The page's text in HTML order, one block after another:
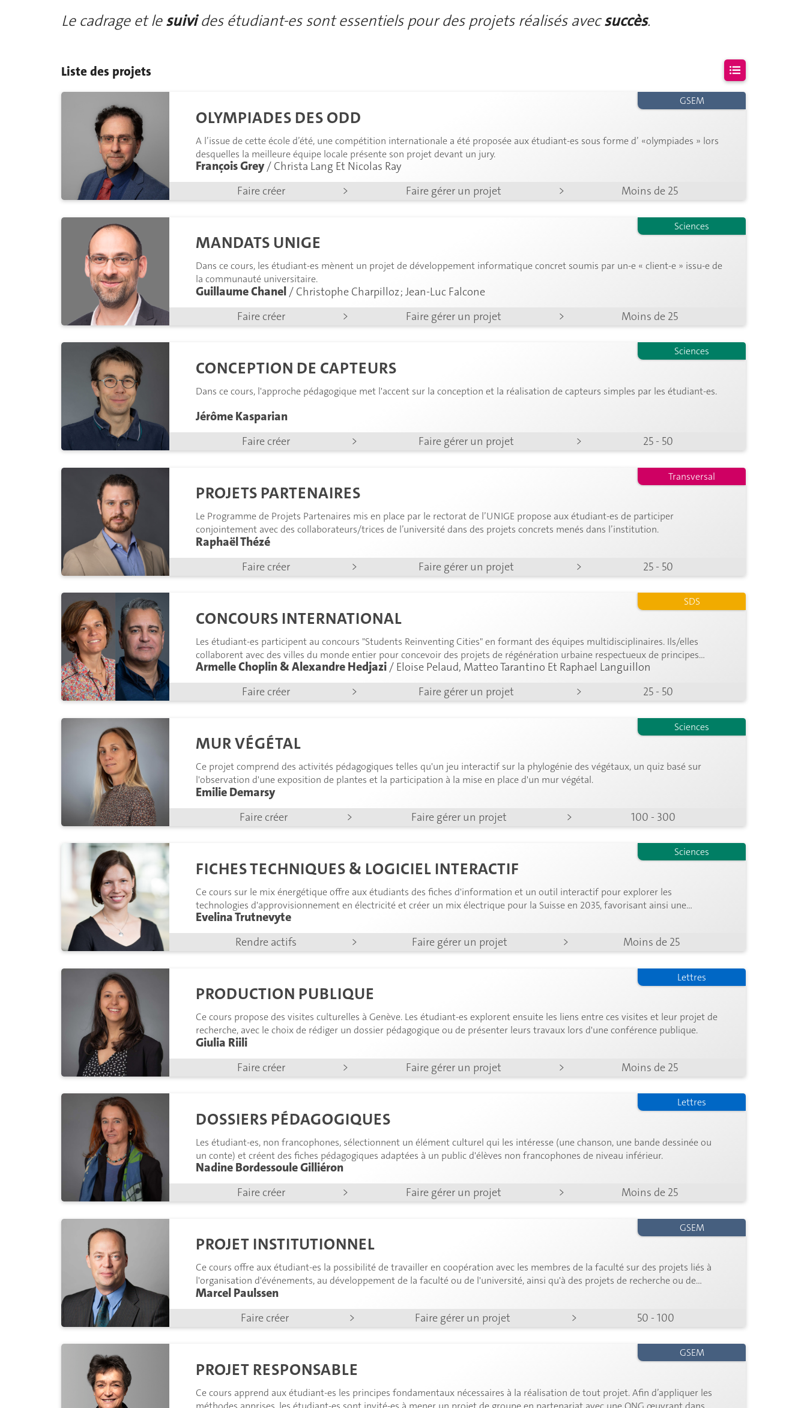
Le cadrage et lesuivides étudiant-es sont essentiels pour des projets réalisés avecsuccès.
Liste des projets
Aucun projetcorrespondant à vos critères n'a ététrouvé
OLYMPIADES DES ODD
François Grey/ Christa Lang Et Nicolas Ray
GSEM
Faire créer > Faire gérer un projet > Moins de 25
A l’issue de cette école d’été, une compétition internationale a été proposée aux étudiant-es sous forme d’ «olympiades » lors
desquelles la meilleure équipe locale présente son projet devant un jury.
MANDATS UNIGE
Guillaume Chanel / Christophe Charpilloz ; Jean-Luc Falcone
Sciences
Faire créer > Faire gérer un projet > Moins de 25
Dans ce cours, les étudiant-es mènent un projet de développement informatique concret soumis par un-e « client-e » issu-e de
la communauté universitaire.
CONCEPTION DE CAPTEURS
Jérôme Kasparian
Sciences
Faire créer > Faire gérer un projet > 25 - 50
Dans ce cours, l'approche pédagogique met l'accent sur la conception et la réalisation de capteurs simples par les étudiant-es.
PROJETS PARTENAIRES
Raphaël Thézé
Transversal
Faire créer > Faire gérer un projet > 25 - 50
Le Programme de Projets Partenaires mis en place par le rectorat de l’UNIGE propose aux étudiant-es de participer
conjointement avec des collaborateurs/trices de l’université dans des projets concrets menés dans l’institution.
CONCOURS INTERNATIONAL
Armelle Choplin & Alexandre Hedjazi / Eloise Pelaud, Matteo Tarantino Et Raphael Languillon
SDS
Faire créer > Faire gérer un projet > 25 - 50
Les étudiant-es participent au concours "Students Reinventing Cities" en formant des équipes multidisciplinaires. Ils/elles
collaborent avec des villes du monde entier pour concevoir des projets de régénération urbaine respectueux de principes
durables et adaptés aux stratégies spécifiques de chaque ville.
MUR VÉGÉTAL
Emilie Demarsy
Sciences
Faire créer > Faire gérer un projet > 100 - 300
Ce projet comprend des activités pédagogiques telles qu'un jeu interactif sur la phylogénie des végétaux, un quiz basé sur
l'observation d'une exposition de plantes et la participation à la mise en place d'un mur végétal.
FICHES TECHNIQUES & LOGICIEL INTERACTIF
Evelina Trutnevyte
Sciences
Rendre actifs > Faire gérer un projet > Moins de 25
Ce cours sur le mix énergétique offre aux étudiants des fiches d'information et un outil interactif pour explorer les
technologies d'approvisionnement en électricité et créer un mix électrique pour la Suisse en 2035, favorisant ainsi une
réflexion éclairée sur le sujet.
PRODUCTION PUBLIQUE
Giulia Riili
Lettres
Faire créer > Faire gérer un projet > Moins de 25
Ce cours propose des visites culturelles à Genève. Les étudiant-es explorent ensuite les liens entre ces visites et leur projet de
recherche, avec le choix de rédiger un dossier pédagogique ou de présenter leurs travaux lors d'une conférence publique.
DOSSIERS PÉDAGOGIQUES
Nadine Bordessoule Gilliéron
Lettres
Faire créer > Faire gérer un projet > Moins de 25
Les étudiant-es, non francophones, sélectionnent un élément culturel qui les intéresse (une chanson, une bande dessinée ou
un conte) et créent des fiches pédagogiques adaptées à un public d'élèves non francophones de niveau inférieur.
PROJET INSTITUTIONNEL
Marcel Paulssen
GSEM
Faire créer > Faire gérer un projet > 50 - 100
Ce cours offre aux étudiant-es la possibilité de travailler en coopération avec les membres de la faculté sur des projets liés à
l'organisation d'événements, au développement de la faculté ou de l'université, ainsi qu'à des projets de recherche ou de
tutorat.
PROJET RESPONSABLE
GSEM
Ce cours apprend aux étudiant-es les principes fondamentaux nécessaires à la réalisation de tout projet. Afin d’appliquer les